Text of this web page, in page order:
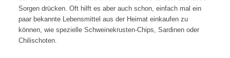
Sorgen drücken. Oft hilft es aber auch schon, einfach mal ein
paar bekannte Lebensmittel aus der Heimat einkaufen zu
können, wie spezielle Schweinekrusten-Chips, Sardinen oder
Chilischoten.